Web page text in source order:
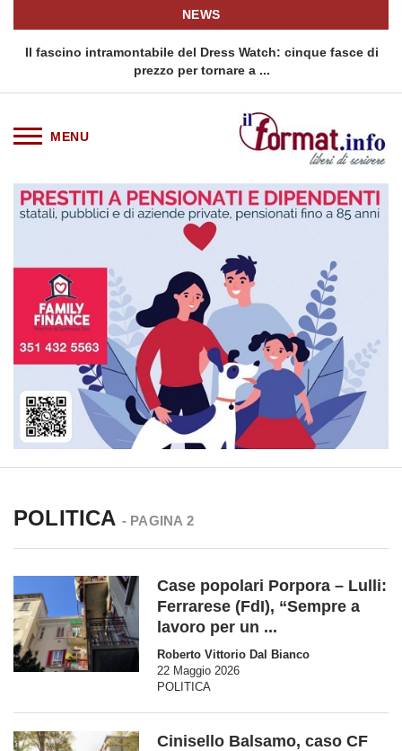
NEWS
Il fascino intramontabile del Dress Watch: cinque fasce di
prezzo per tornare a ...
POLITICA - PAGINA 2
Case popolari Porpora – Lulli:
Ferrarese (FdI), “Sempre a
lavoro per un ...
Roberto Vittorio Dal Bianco
22 Maggio 2026
POLITICA
Cinisello Balsamo, caso CF